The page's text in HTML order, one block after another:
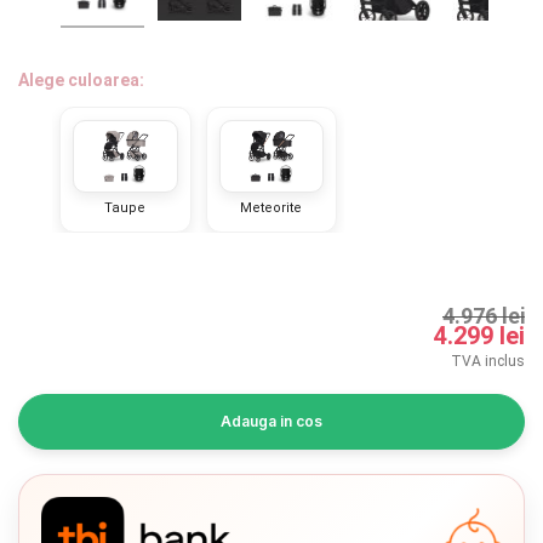
INGRIJIRE PERSONALA
BAIE SI TOALETA
Informatii companie
Despre noi
Q & A
Branduri
Alege culoarea:
Taupe Meteorite
4.976 lei
4.299 lei
TVA inclus
Adauga in cos
Chrome cu detalii negre 3246 lei